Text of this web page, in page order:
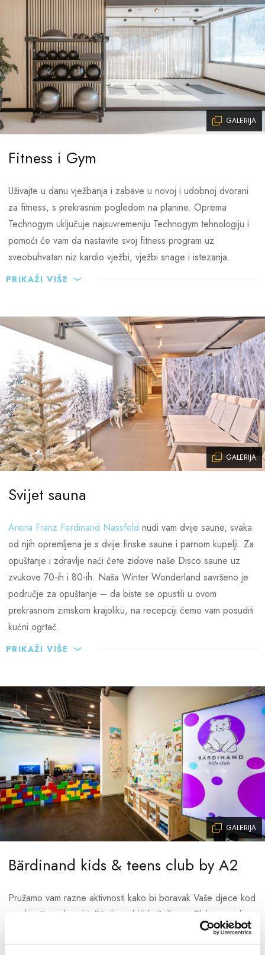
GALERIJA
Fitness i Gym
Uživajte u danu vježbanja i zabave u novoj i udobnoj dvorani
za fitness, s prekrasnim pogledom na planine. Oprema
Technogym uključuje najsuvremeniju Technogym tehnologiju i
pomoći će vam da nastavite svoj fitness program uz
sveobuhvatan niz kardio vježbi, vježbi snage i istezanja.
PRIKAŽI VIŠE
GALERIJA
Svijet sauna
Arena Franz Ferdinand Nassfeld nudi vam dvije saune, svaka
od njih opremljena je s dvije finske saune i parnom kupelji. Za
opuštanje i zdravlje naći ćete zidove naše Disco saune uz
zvukove 70-ih i 80-ih. Naša Winter Wonderland savršeno je
područje za opuštanje – da biste se opustili u ovom
prekrasnom zimskom krajoliku, na recepciji ćemo vam posuditi
kućni ogrtač.
PRIKAŽI VIŠE
GALERIJA
Bärdinand kids & teens club by A2
Pružamo vam razne aktivnosti kako bi boravak Vaše djece kod
nas bio što zabavniji. Bärdinand Kids & Teens Club opremljen
je s unutarnjim igralištem, kreativnim kutkom i kutkom za